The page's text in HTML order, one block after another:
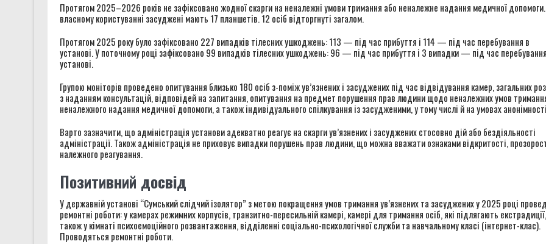
Протягом 2025–2026 років не зафіксовано жодної скарги на неналежні умови тримання або неналежне надання медичної
власному користуванні засуджені мають 17 планшетів. 12 осіб відторгнуті загалом.
Протягом 2025 року було зафіксовано 227 випадків тілесних ушкоджень: 113 — під час прибуття і 114 — під час перебування в
установі. У поточному році зафіксовано 99 випадків тілесних ушкоджень: 96 — під час прибуття і 3 випадки — під час
установі.
Групою моніторів проведено опитування близько 180 осіб з-поміж ув’язнених і засуджених під час відвідування камер, загальних
з наданням консультацій, відповідей на запитання, опитування на предмет порушення прав людини щодо неналежних умов
неналежного надання медичної допомоги, а також індивідуального спілкування із засудженими, у тому числі й на умовах
Варто зазначити, що адміністрація установи адекватно реагує на скарги ув’язнених і засуджених стосовно дій або бездіяльності
адміністрації. Також адміністрація не приховує випадки порушень прав людини, що можна вважати ознаками відкритості,
належного реагування.
Позитивний досвід
У державній установі “Сумський слідчий ізолятор” з метою покращення умов тримання ув’язнених та засуджених у 2025 році
ремонтні роботи: у камерах режимних корпусів, транзитно-пересильній камері, камері для тримання осіб, які підлягають
також у кімнаті психоемоційного розвантаження, відділенні соціально-психологічної служби та навчальному класі (інтернет-клас).
Проводяться ремонтні роботи.